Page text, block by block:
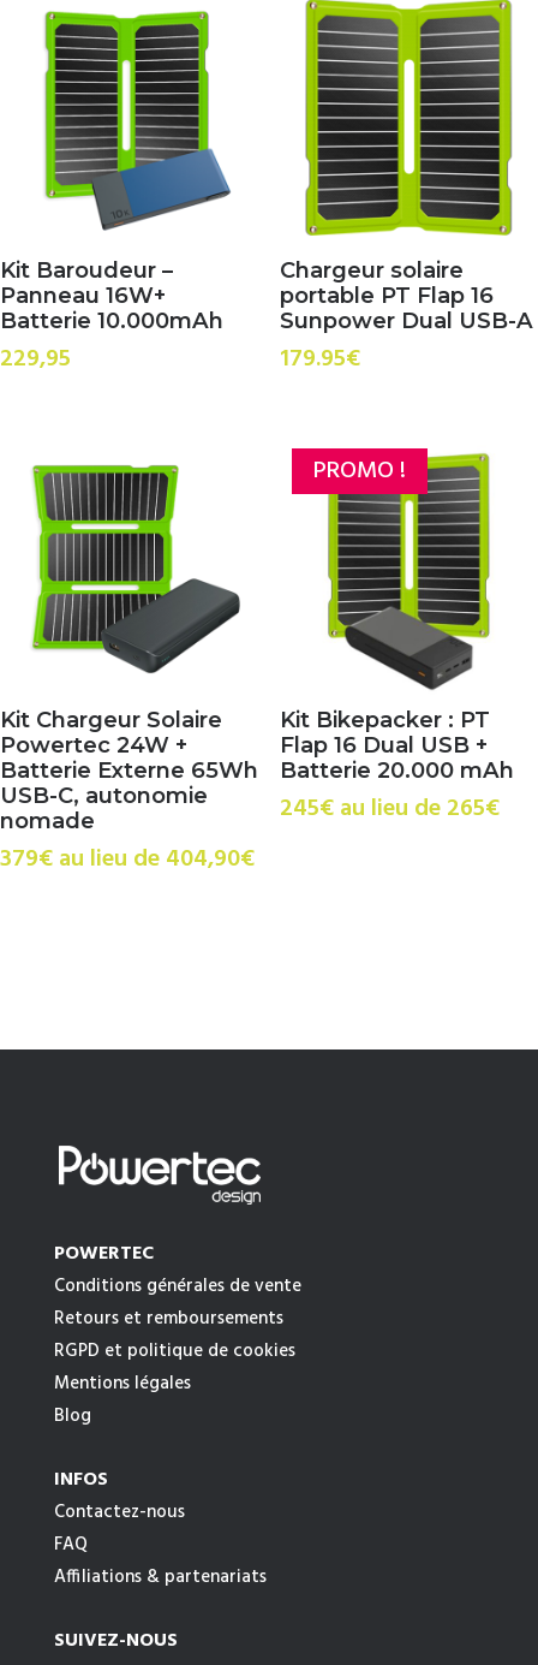
Kit Baroudeur –
Panneau 16W+
Batterie 10.000mAh
229,95
Chargeur solaire
portable PT Flap 16
Sunpower Dual USB-A
179.95€
Kit Chargeur Solaire
Powertec 24W +
Batterie Externe 65Wh
USB-C, autonomie
nomade
379€ au lieu de 404,90€
PROMO !
Kit Bikepacker : PT
Flap 16 Dual USB +
Batterie 20.000 mAh
245€ au lieu de 265€
POWERTEC
Conditions générales de vente
Retours et remboursements
RGPD et politique de cookies
Mentions légales
Blog
INFOS
Contactez-nous
FAQ
Affiliations & partenariats
SUIVEZ-NOUS